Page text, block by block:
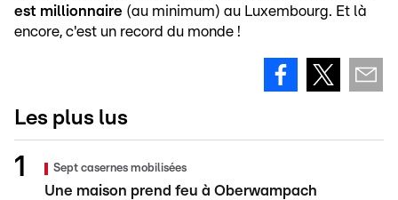
est millionnaire (au minimum) au Luxembourg. Et là
encore, c'est un record du monde !
Les plus lus
Sept casernes mobilisées
Une maison prend feu à Oberwampach